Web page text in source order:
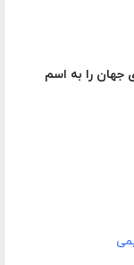
جهان را به اسم